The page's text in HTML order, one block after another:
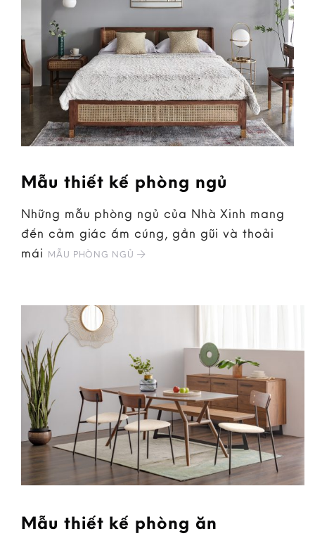
Mẫu thiết kế phòng ngủ
Những mẫu phòng ngủ của Nhà Xinh mang
đến cảm giác ấm cúng, gần gũi và thoải
mái MẪU PHÒNG NGỦ
Mẫu thiết kế phòng ăn